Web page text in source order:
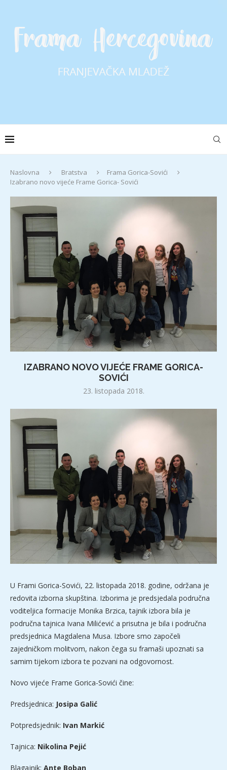
Naslovna Bratstva
Frama Gorica-Sovići
Izabrano novo vijeće Frame Gorica- Sovići
IZABRANO NOVO VIJEĆE FRAME GORICA-
SOVIĆI
23. listopada 2018.
U Frami Gorica-Sovići, 22. listopada 2018. godine, održana je
redovita izborna skupština. Izborima je predsjedala područna
voditeljica formacije Monika Brzica, tajnik izbora bila je
područna tajnica Ivana Milićević a prisutna je bila i područna
predsjednica Magdalena Musa. Izbore smo započeli
zajedničkom molitvom, nakon čega su framaši upoznati sa
samim tijekom izbora te pozvani na odgovornost.
Novo vijeće Frame Gorica-Sovići čine:
Predsjednica: Josipa Galić
Potpredsjednik: Ivan Markić
Tajnica: Nikolina Pejić
Blagajnik: Ante Boban